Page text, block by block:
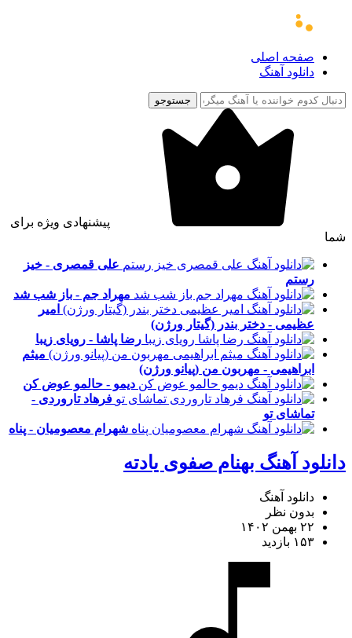
صفحه اصلی
دانلود آهنگ
جستوجو
پیشنهادی ویژه برای
شما
علی قمصری - خیز
رستم
مهراد جم - باز شب شد
امیر
عظیمی - دختر بندر (گیتار ورژن)
رضا پاشا - رویای زیبا
میثم
ابراهیمی - مهربون من (پیانو ورژن)
دیمو - حالمو عوض کن
فرهاد تاروردی -
تماشای تو
شهرام معصومیان - پناه
دانلود آهنگ بهنام صفوی یادته
دانلود آهنگ
بدون نظر
۲۲ بهمن ۱۴۰۲
۱۵۳ بازدید